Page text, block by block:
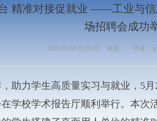
精准对接促就业 ——工业与
场招聘会成功
2026-05-30 15:35:38 来源： 作者：
力学生高质量实习与就业，5月
学校学术报告厅顺利举行。本次